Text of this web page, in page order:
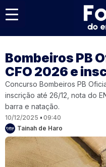
Bombeiros PB
CFO 2026 e
Concurso Bombeiros PB
inscrição até 26/12, nota do
barra e natação.
10/12/2025
09:40
Tainah de Haro